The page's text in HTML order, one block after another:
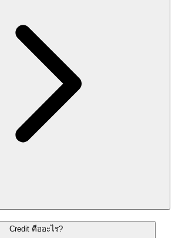
Credit คืออะไร?